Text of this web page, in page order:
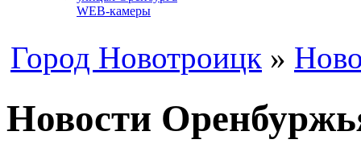
WEB-камеры
Город Новотроицк »
Новости